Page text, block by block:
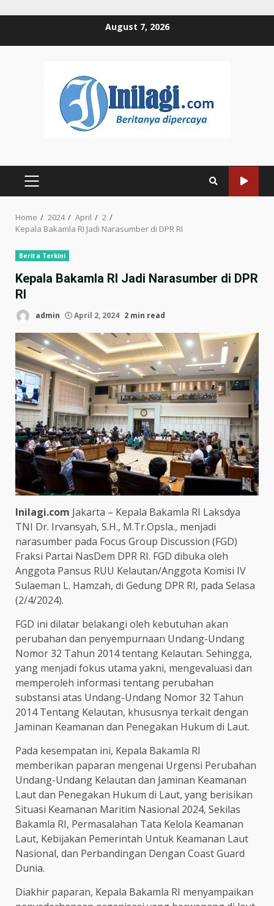
August 7, 2026
PRIMARY
Home 2024 April
2
Kepala Bakamla RI Jadi Narasumber di DPR RI
Berita Terkini
Kepala Bakamla RI Jadi Narasumber di DPR
RI
admin April 2, 2024 2 min read
Inilagi.com Jakarta – Kepala Bakamla RI Laksdya
TNI Dr. Irvansyah, S.H., M.Tr.Opsla., menjadi
narasumber pada Focus Group Discussion (FGD)
Fraksi Partai NasDem DPR RI. FGD dibuka oleh
Anggota Pansus RUU Kelautan/Anggota Komisi IV
Sulaeman L. Hamzah, di Gedung DPR RI, pada Selasa
(2/4/2024).
FGD ini dilatar belakangi oleh kebutuhan akan
perubahan dan penyempurnaan Undang-Undang
Nomor 32 Tahun 2014 tentang Kelautan. Sehingga,
yang menjadi fokus utama yakni, mengevaluasi dan
memperoleh informasi tentang perubahan
substansi atas Undang-Undang Nomor 32 Tahun
2014 Tentang Kelautan, khususnya terkait dengan
Jaminan Keamanan dan Penegakan Hukum di Laut.
Pada kesempatan ini, Kepala Bakamla RI
memberikan paparan mengenai Urgensi Perubahan
Undang-Undang Kelautan dan Jaminan Keamanan
Laut dan Penegakan Hukum di Laut, yang berisikan
Situasi Keamanan Maritim Nasional 2024, Sekilas
Bakamla RI, Permasalahan Tata Kelola Keamanan
Laut, Kebijakan Pemerintah Untuk Keamanan Laut
Nasional, dan Perbandingan Dengan Coast Guard
Dunia.
Diakhir paparan, Kepala Bakamla RI menyampaikan